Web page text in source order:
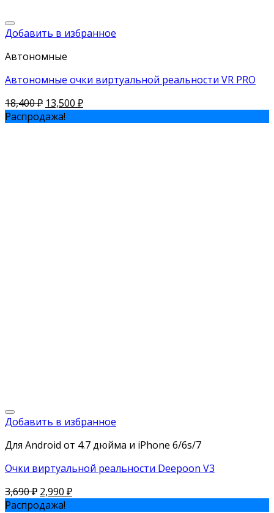
Добавить в избранное
Автономные
Автономные очки виртуальной реальности VR PRO
18,400₽ 13,500 ₽
Распродажа!
Добавить в избранное
Для Android от 4.7 дюйма и iPhone 6/6s/7
Очки виртуальной реальности Deepoon V3
3,690₽ 2,990 ₽
Распродажа!